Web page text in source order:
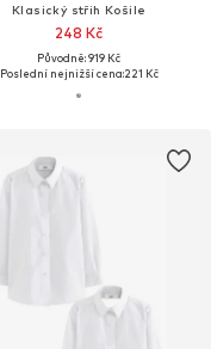
Klasický střih Košile
248 Kč
Původně: 919 Kč
Poslední nejnižší cena:221 Kč